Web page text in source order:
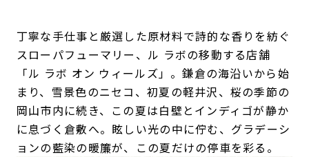
丁寧な手仕事と厳選した原材料で詩的な香りを紡ぐ
スローパフューマリー、ル ラボの移動する店舗
「ル ラボ オン ウィールズ」。鎌倉の海沿いから始
まり、雪景色のニセコ、初夏の軽井沢、桜の季節の
岡山市内に続き、この夏は白壁とインディゴが静か
に息づく倉敷へ。眩しい光の中に佇む、グラデーシ
ョンの藍染の暖簾が、この夏だけの停車を彩る。